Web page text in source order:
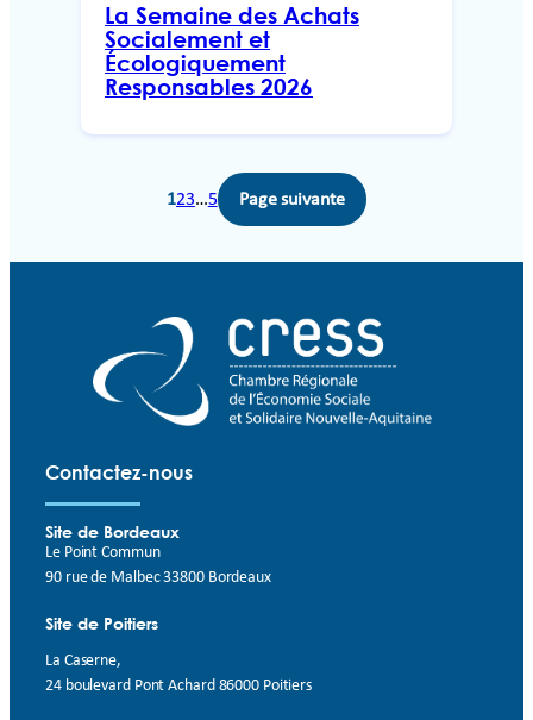
La Semaine des Achats
Socialement et
Écologiquement
Responsables 2026
123…5 Page suivante
Contactez-nous
Site de Bordeaux
Le Point Commun
90 rue de Malbec 33800 Bordeaux
Site de Poitiers
La Caserne,
24 boulevard Pont Achard 86000 Poitiers